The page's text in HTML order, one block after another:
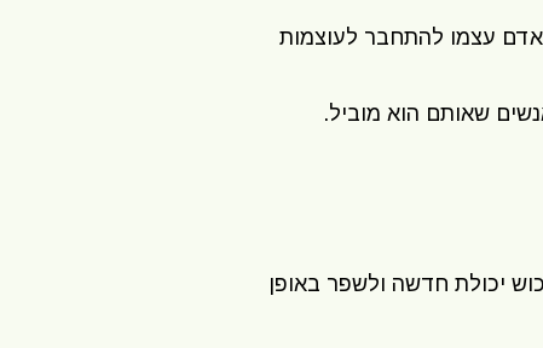
עצמו להתחבר לעוצמות
יכולת חדשה ולשפר באופן